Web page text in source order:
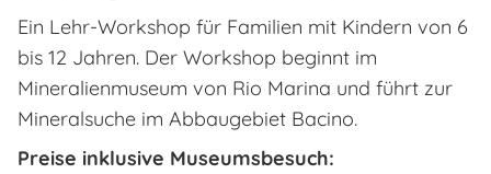
Ein Lehr-Workshop für Familien mit Kindern von 6
bis 12 Jahren. Der Workshop beginnt im
Mineralienmuseum von Rio Marina und führt zur
Mineralsuche im Abbaugebiet Bacino.
Preise inklusive Museumsbesuch: